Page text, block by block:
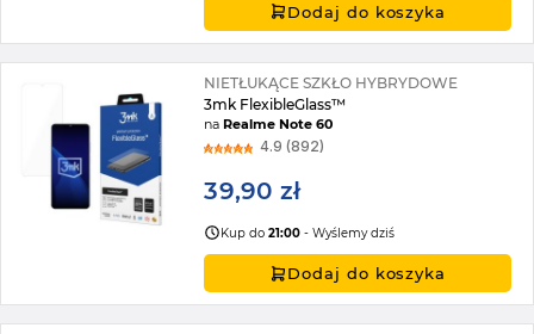
Dodaj do koszyka
NIETŁUKĄCE SZKŁO HYBRYDOWE
3mk FlexibleGlass™
naRealme Note 60
4.9 (892)
39,90 zł
Kup do21:00 - Wyślemy dziś
Dodaj do koszyka